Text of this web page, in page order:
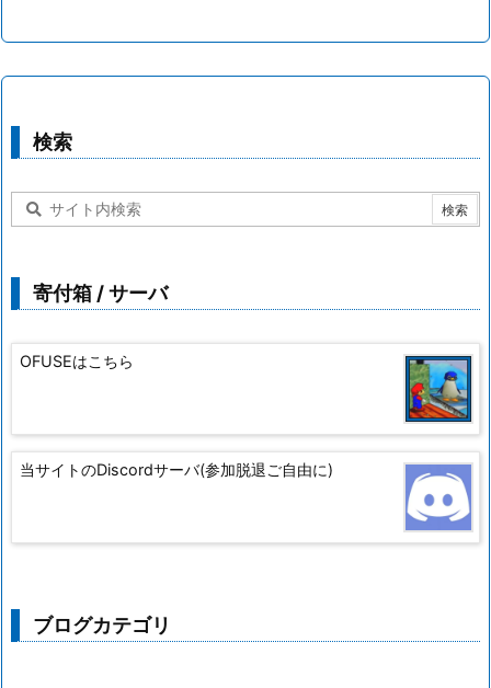
検索
寄付箱 / サーバ
OFUSEはこちら
当サイトのDiscordサーバ(参加脱退ご自由に)
ブログカテゴリ